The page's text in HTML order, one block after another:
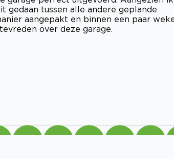
gedaan tussen alle andere geplande
aangepakt en binnen een paar
over deze garage.